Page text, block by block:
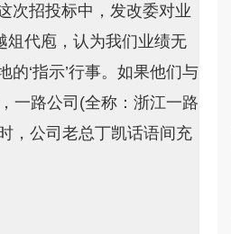
次招投标中，发改委对业
俎代庖，认为我们业绩无
‘指示’行事。如果他们与
一路公司(全称：浙江一路
，公司老总丁凯话语间充